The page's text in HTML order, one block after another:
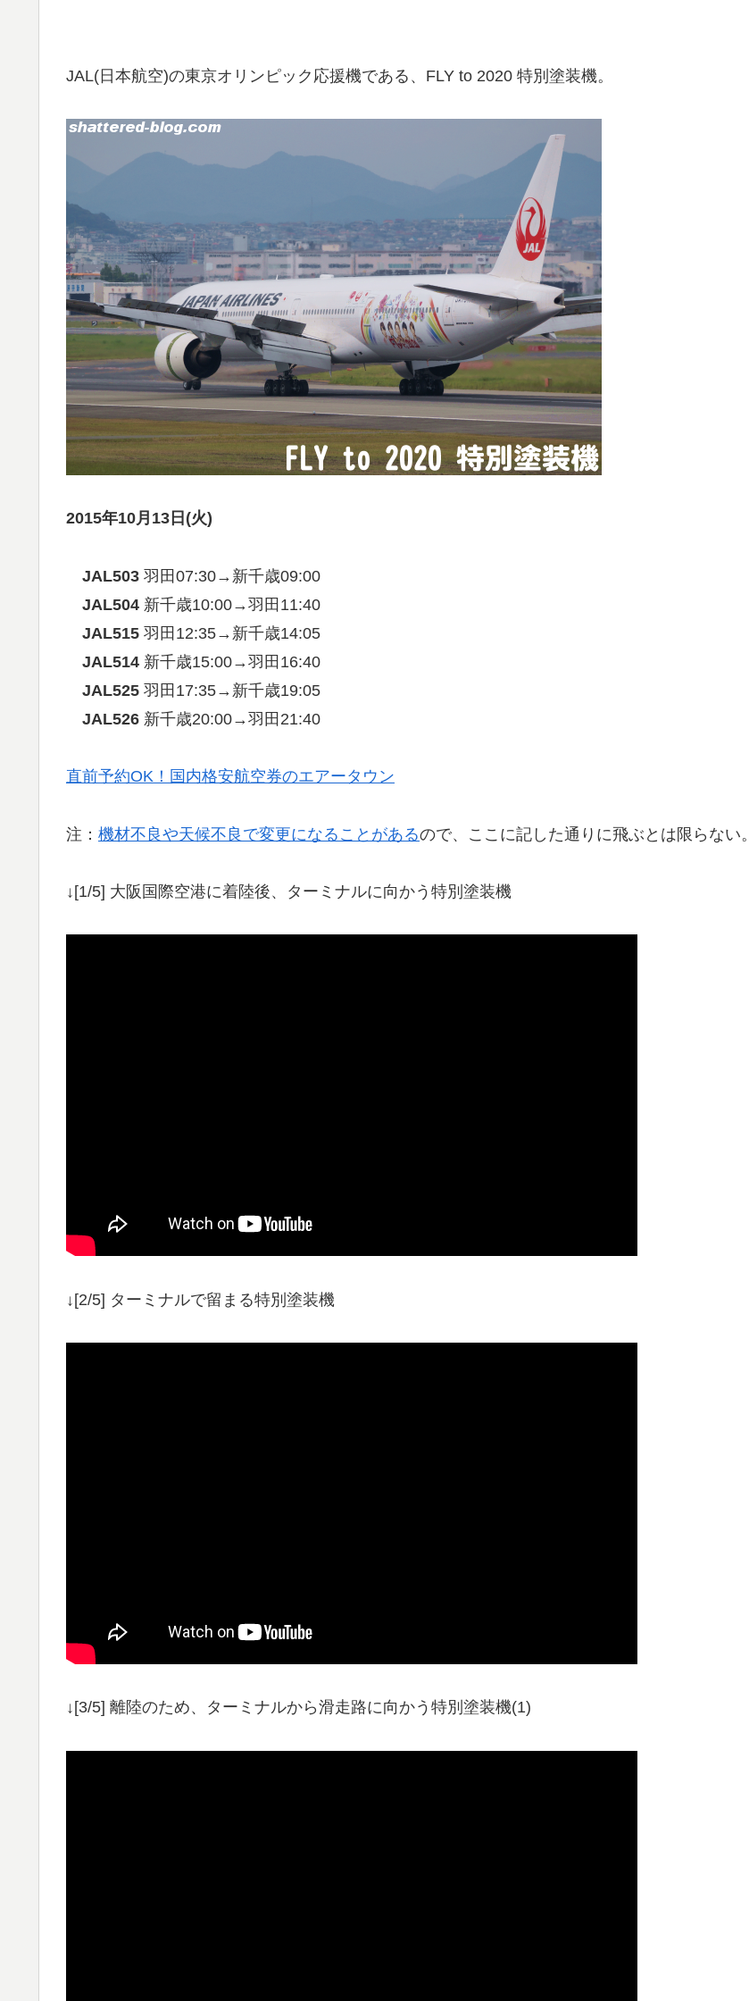
JAL(日本航空)の東京オリンピック応援機である、FLY to 2020 特別塗装機。
2015年10月13日(火)
JAL503 羽田07:30→新千歳09:00
JAL504 新千歳10:00→羽田11:40
JAL515 羽田12:35→新千歳14:05
JAL514 新千歳15:00→羽田16:40
JAL525 羽田17:35→新千歳19:05
JAL526 新千歳20:00→羽田21:40
直前予約OK！国内格安航空券のエアータウン
注： 機材不良や天候不良で変更になることがあるので、ここに記した通りに飛ぶとは限らない。
↓[1/5] 大阪国際空港に着陸後、ターミナルに向かう特別塗装機
↓[2/5] ターミナルで留まる特別塗装機
↓[3/5] 離陸のため、ターミナルから滑走路に向かう特別塗装機(1)